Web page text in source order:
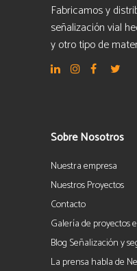
Fabricamos y
señalización vial
y otro tipo de
Sobre Nosotros
Nuestra empresa
Nuestros Proyectos
Contacto
Galería de proyectos
Blog Señalización y
La prensa habla de